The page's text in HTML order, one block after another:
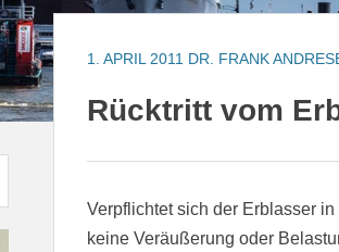
1. APRIL 2011 DR. FRANK
Rücktritt vom
Verpflichtet sich der Erblasser
keine Veräußerung oder